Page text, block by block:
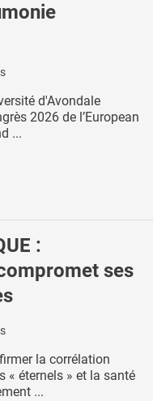
d'Avondale
2026 de l’European
...
:
ses
la corrélation
« éternels » et la santé
...